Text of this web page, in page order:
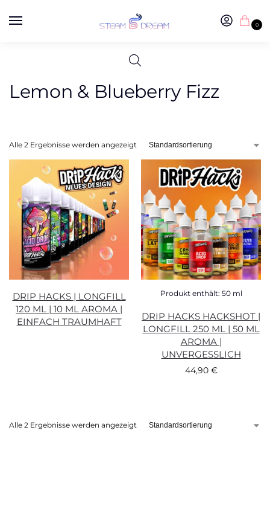
0
Lemon & Blueberry Fizz
Alle 2 Ergebnisse werden angezeigt
DRIP HACKS | LONGFILL
120 ML | 10 ML AROMA |
EINFACH TRAUMHAFT
Produkt enthält: 50 ml
DRIP HACKS HACKSHOT |
LONGFILL 250 ML | 50 ML
AROMA |
UNVERGESSLICH
44,90 €
Alle 2 Ergebnisse werden angezeigt